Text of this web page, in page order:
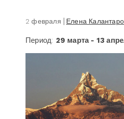
2 февраля Елена
Период: 29 марта - 13